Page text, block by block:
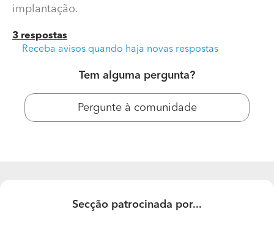
implantação.
3 respostas
Receba avisos quando haja novas respostas
Tem alguma pergunta?
Pergunte à comunidade
Secção patrocinada por...